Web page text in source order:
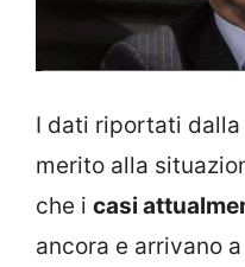
I dati riportati dalla
merito alla
che i casi
ancora e arrivano